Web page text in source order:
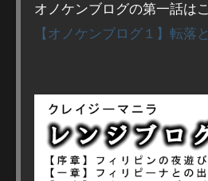
オノケンブログの第一話は
【オノケンブログ１】転落